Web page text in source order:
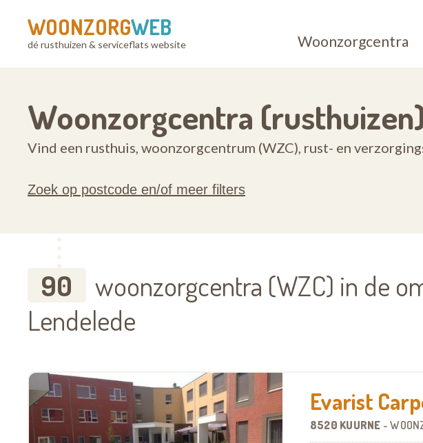
WOONZORGWEB
dé rusthuizen & serviceflats website Woonzorgcentra
Woonzorgcentra
Vind een rusthuis, woonzorgcentrum (WZC), rust- en
Zoek op postcode en/of meer filters
90
woonzorgcentra (WZC) in de
Lendelede
Evarist
8520 KUURNE -